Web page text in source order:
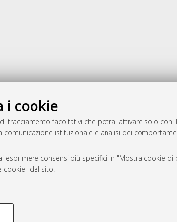
i cookie
tracciamento facoltativi che potrai attivare solo con
istituzionale e analisi dei
esprimere consensi più specifici in "Mostra cookie di
cookie" del sito.
- NECESSARI